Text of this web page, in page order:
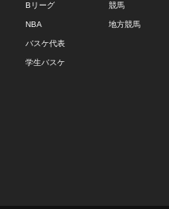
Bリーグ
NBA
バスケ代表
学生バスケ
競馬
地方競馬